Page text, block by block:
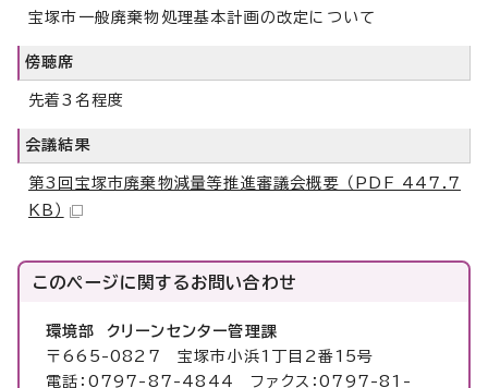
宝塚市一般廃棄物処理基本計画の改定について
傍聴席
先着3名程度
会議結果
第3回宝塚市廃棄物減量等推進審議会概要 （PDF 447.7
KB）
このページに関するお問い合わせ
環境部 クリーンセンター管理課
〒665-0827 宝塚市小浜1丁目2番15号
電話：0797-87-4844 ファクス：0797-81-